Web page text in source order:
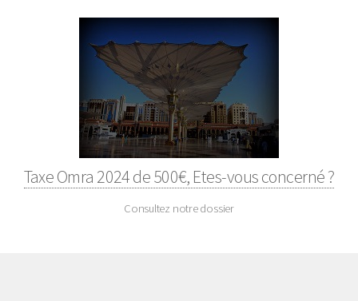
Taxe Omra 2024 de 500€, Etes-vous concerné ?
Consultez notre dossier